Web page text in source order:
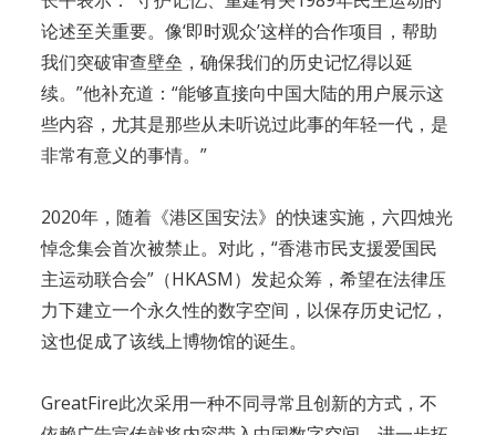
论述至关重要。像‘即时观众’这样的合作项目，帮助
我们突破审查壁垒，确保我们的历史记忆得以延
续。”他补充道：“能够直接向中国大陆的用户展示这
些内容，尤其是那些从未听说过此事的年轻一代，是
非常有意义的事情。”
2020年，随着《港区国安法》的快速实施，六四烛光
悼念集会首次被禁止。对此，“香港市民支援爱国民
主运动联合会”（HKASM）发起众筹，希望在法律压
力下建立一个永久性的数字空间，以保存历史记忆，
这也促成了该线上博物馆的诞生。
GreatFire此次采用一种不同寻常且创新的方式，不